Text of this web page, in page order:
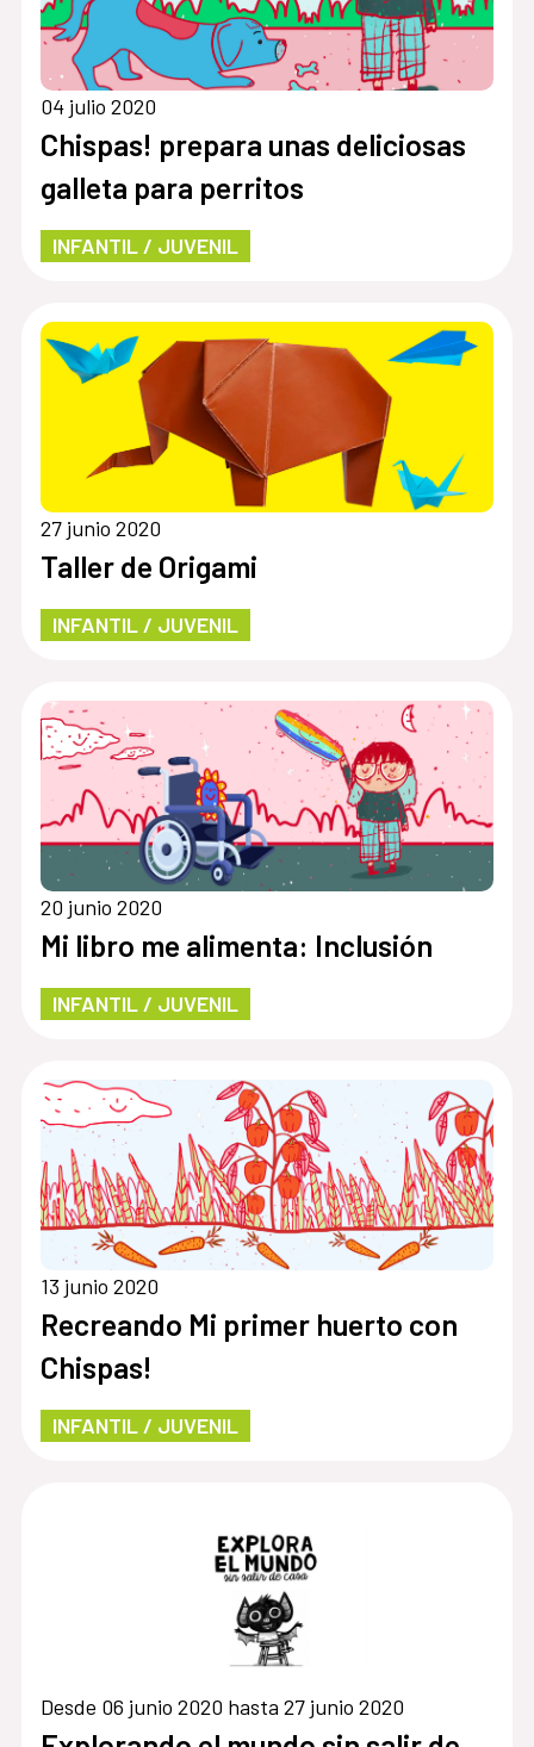
04 julio 2020
Chispas! prepara unas deliciosas
galleta para perritos
INFANTIL / JUVENIL
27 junio 2020
Taller de Origami
INFANTIL / JUVENIL
20 junio 2020
Mi libro me alimenta: Inclusión
INFANTIL / JUVENIL
13 junio 2020
Recreando Mi primer huerto con
Chispas!
INFANTIL / JUVENIL
Desde 06 junio 2020 hasta 27 junio 2020